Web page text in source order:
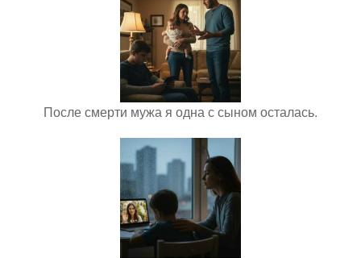
После смерти мужа я одна с сыном осталась.